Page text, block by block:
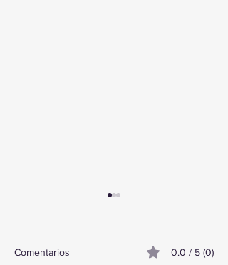
Comentarios 0.0 / 5 (0)